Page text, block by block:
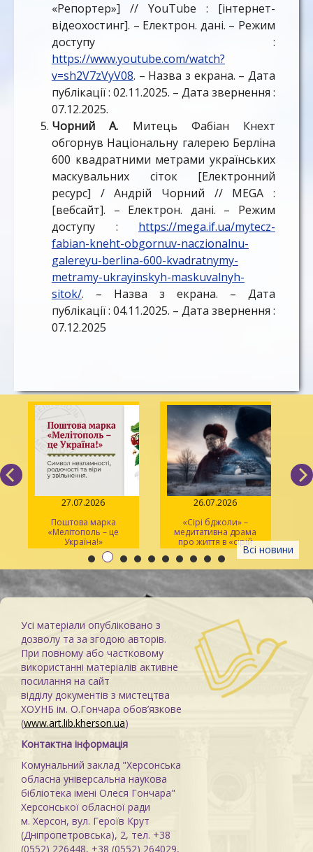
«Репортер»] // YouTube : [інтернет-
відеохостинг]. – Електрон. дані. – Режим
доступу :
https://www.youtube.com/watch?
v=sh2V7zVyV08. – Назва з екрана. – Дата
публікації : 02.11.2025. – Дата звернення :
07.12.2025.
Чорний А. Митець Фабіан Кнехт
обгорнув Національну галерею Берліна
600 квадратними метрами українських
маскувальних сіток [Електронний
ресурс] / Андрій Чорний // MEGA :
[вебсайт]. – Електрон. дані. – Режим
доступу : https://mega.if.ua/mytecz-
fabian-kneht-obgornuv-naczionalnu-
galereyu-berlina-600-kvadratnymy-
metramy-ukrayinskyh-maskuvalnyh-
sitok/. – Назва з екрана. – Дата
публікації : 04.11.2025. – Дата звернення :
07.12.2025
Всі новини
27.07.2026
Поштова марка
«Мелітополь – це
Україна!»
26.07.2026
«Сірі бджоли» –
медитативна драма
про життя в «сірій
зоні»
Усі матеріали опубліковано з
дозволу та за згодою авторів.
При повному або частковому
використанні матеріалів активне
посилання на сайт
відділу документів з мистецтва
ХОУНБ ім. О.Гончара обов’язкове
(www.art.lib.kherson.ua)
Контактна інформація
Комунальний заклад "Херсонська
обласна універсальна наукова
бібліотека імені Олеся Гончара"
Херсонської обласної ради
м. Херсон, вул. Героїв Крут
(Дніпропетровська), 2, тел. +38
(0552) 226448, +38 (0552) 264029,